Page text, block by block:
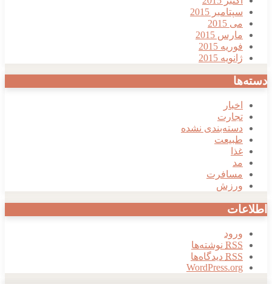
سپتامبر 2015
می 2015
مارس 2015
فوریه 2015
ژانویه 2015
دسته‌ها
اخبار
تجارت
دسته‌بندی نشده
طبیعت
غذا
مد
مسافرت
ورزش
اطلاعات
ورود
RSSنوشته‌ها
RSSدیدگاه‌ها
WordPress.org